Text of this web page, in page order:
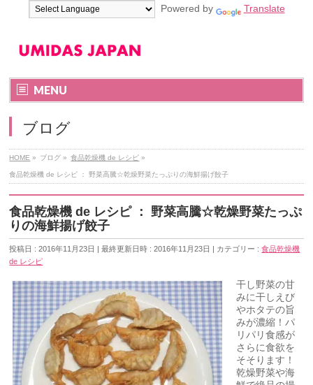
Powered by Translate
MENU
ブログ
HOME » ブログ » 食品乾燥機 de レシピ »
食品乾燥機 de レシピ ： 野菜高騰☆乾燥野菜たっぷりの海鮮揚げ餃子
食品乾燥機 de レシピ ： 野菜高騰☆乾燥野菜たっぷ
りの海鮮揚げ餃子
投稿日 : 2016年11月23日 最終更新日時 : 2016年11月23日 カテゴリー :食品乾燥機
de レシピ
干し野菜の甘
みに干しえび
やホタテの旨
みが濃縮！パ
リパリ食感が
さらに食欲を
そそります！
乾燥野菜や海